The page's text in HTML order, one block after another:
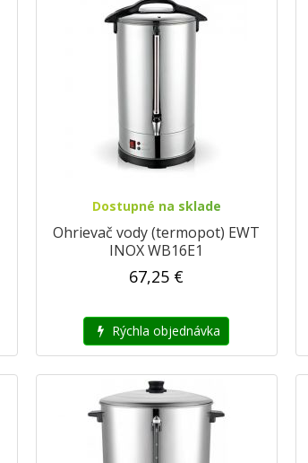
Dostupné na sklade
Ohrievač vody (termopot) EWT
INOX WB16E1
67,25 €
Rýchla objednávka